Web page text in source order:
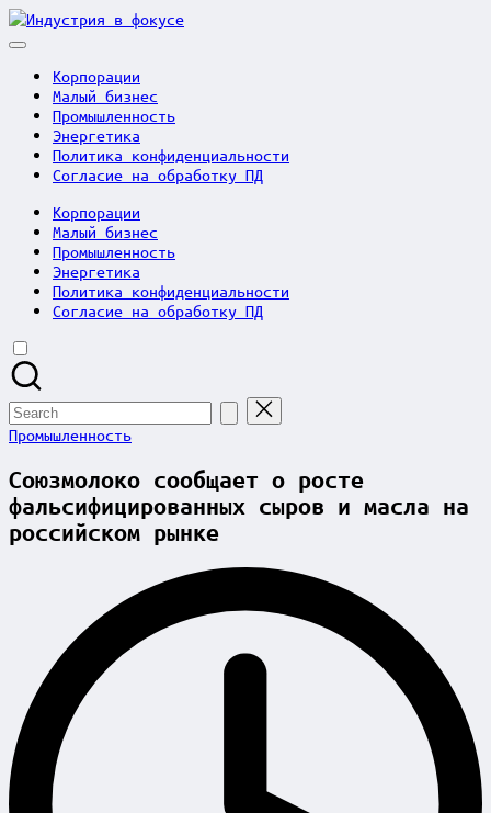
Skip
to
Индустрия
Корпорации
Малый бизнес
Промышленность
Энергетика
Политика конфиденциальности
Согласие на обработку ПД
Корпорации
Малый бизнес
Промышленность
Энергетика
Политика конфиденциальности
Согласие на обработку ПД
Search
for:
Posted
Промышленность
Союзмолоко сообщает о росте
фальсифицированных сыров и масла на
российском рынке